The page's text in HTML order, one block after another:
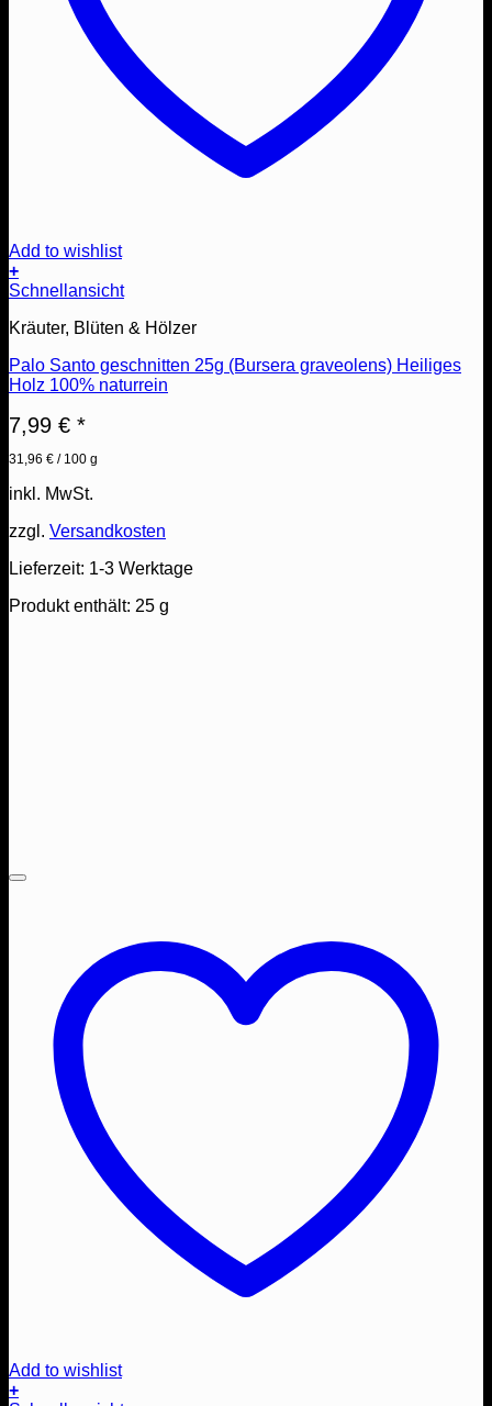
Add to wishlist
+
Schnellansicht
Kräuter, Blüten & Hölzer
Palo Santo geschnitten 25g (Bursera graveolens) Heiliges
Holz 100% naturrein
7,99 € *
31,96 € / 100 g
inkl. MwSt.
zzgl. Versandkosten
Lieferzeit: 1-3 Werktage
Produkt enthält: 25 g
Add to wishlist
+